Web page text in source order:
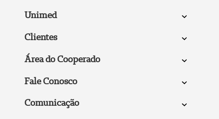
Unimed
Clientes
Área do Cooperado
Fale Conosco
Comunicação